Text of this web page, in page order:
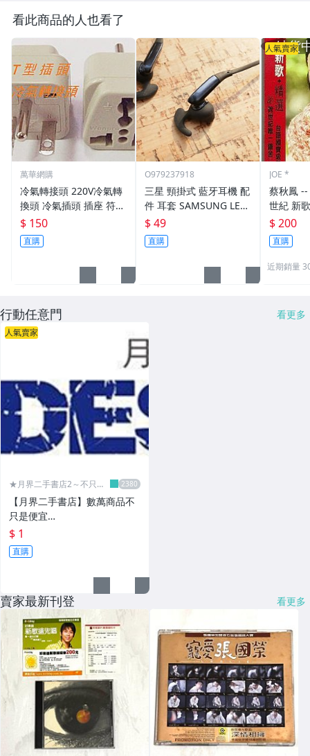
看此商品的人也看了
萬華網購
冷氣轉接頭 220V冷氣轉
換頭 冷氣插頭 插座 符合
安規 T型10A 萬用 轉接
插座 2P+E 轉換插頭
$ 150
直購
O979237918
三星 頸掛式 藍牙耳機 配
件 耳套 SAMSUNG LEVE
L U S6 EO BG920
$ 49
直購
人氣賣家
JOE *
蔡秋鳳 -- 紅色的玫瑰-跨
世紀 新歌＋
帶
$ 200
直購
近期銷量
行動任意門 看更多
人氣賣家
★月界二手書店2～不只是
【月界二手書店】數萬商品不
只是便宜…
$ 1
直購
賣家最新刊登 看更多